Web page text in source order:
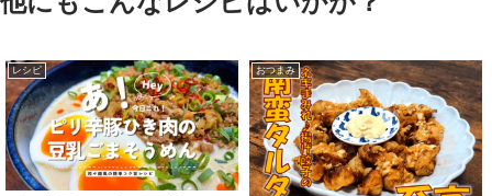
レシピ おつまみ